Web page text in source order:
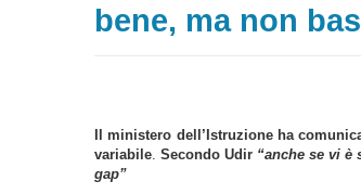
bene, ma non
Il ministero dell’Istruzione ha
variabile.Secondo Udir “anche se vi è
gap”